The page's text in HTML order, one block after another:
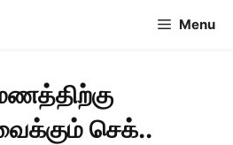
Menu
செக்..